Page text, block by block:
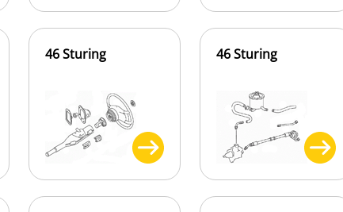
46 Sturing 46 Sturing